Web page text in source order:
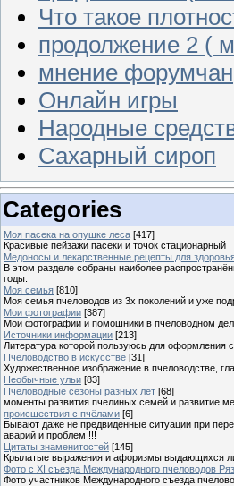
Что такое
продолжение 2 (
мнение форумчан
Онлайн игры
Народные
Сахарный сироп
Categories
Моя пасека на опушке леса [417]
Красивые пейзажи пасеки и точок стационарный
Медоносы и лекарственные рецепты для
В этом разделе собраны наиболее
годы.
Моя семья [810]
Моя семья пчеловодов из 3х поколений и уже
Мои фотографии [387]
Мои фотографии и помошники в пчеловодном
Источники информации [213]
Литература которой пользуюсь для оформления
Пчеловодство в искусстве [31]
Художественное изображение в пчеловодстве,
Необычные ульи [83]
Пчеловодные сезоны разных лет [68]
моменты развития пчелиных семей и развитие
происшествия с пчёлами [6]
Бывают даже не предвиденные ситуации при
аварий и проблем !!!
Цитаты знаменитостей [145]
Крылатые выражения и афоризмы выдающихся
Фото с XI съезда Международного пчеловодов
Фото участников Международного съезда